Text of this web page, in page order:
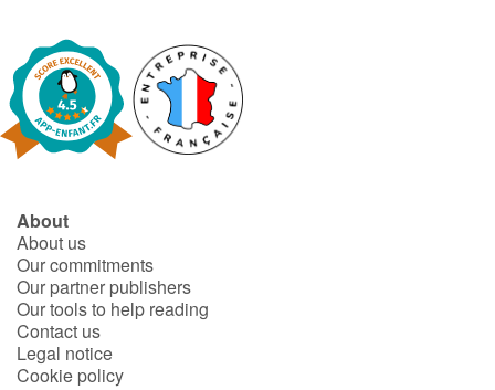
About
About us
Our commitments
Our partner publishers
Our tools to help reading
Contact us
Legal notice
Cookie policy